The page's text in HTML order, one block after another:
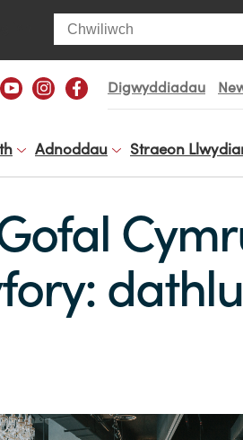
Search
Digwyddiadau
Adnoddau Straeon